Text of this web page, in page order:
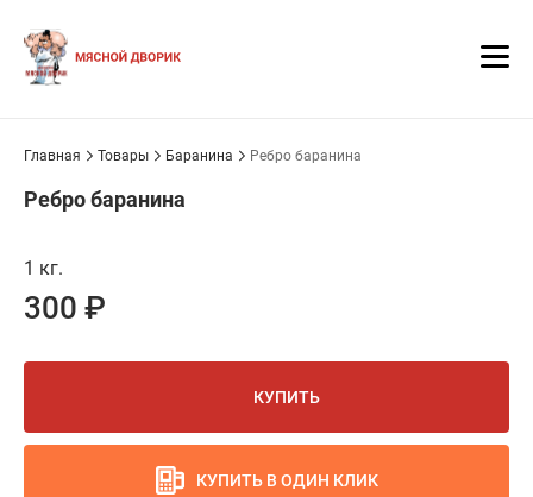
Главная Товары Баранина Ребро баранина
Ребро баранина
1 кг.
300 ₽
КУПИТЬ
КУПИТЬ В ОДИН КЛИК